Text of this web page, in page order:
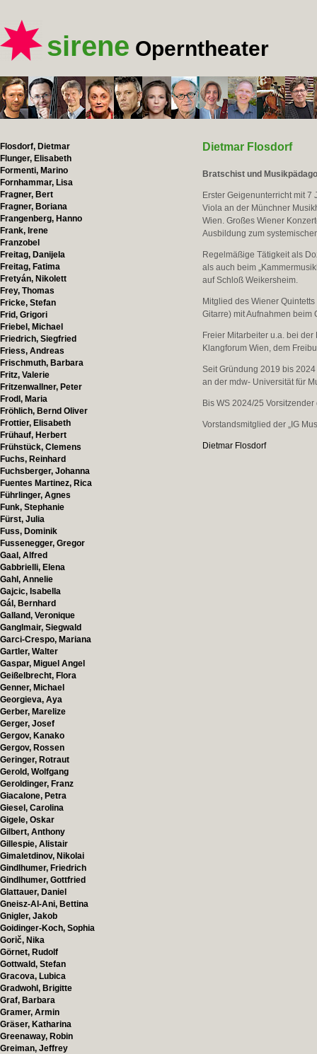
sirene Operntheater
Flosdorf, Dietmar
Flunger, Elisabeth
Formenti, Marino
Fornhammar, Lisa
Fragner, Bert
Fragner, Boriana
Frangenberg, Hanno
Frank, Irene
Franzobel
Freitag, Danijela
Freitag, Fatima
Fretyán, Nikolett
Frey, Thomas
Fricke, Stefan
Frid, Grigori
Friebel, Michael
Friedrich, Siegfried
Friess, Andreas
Frischmuth, Barbara
Fritz, Valerie
Fritzenwallner, Peter
Frodl, Maria
Fröhlich, Bernd Oliver
Frottier, Elisabeth
Frühauf, Herbert
Frühstück, Clemens
Fuchs, Reinhard
Fuchsberger, Johanna
Fuentes Martinez, Rica
Führlinger, Agnes
Funk, Stephanie
Fürst, Julia
Fuss, Dominik
Fussenegger, Gregor
Gaal, Alfred
Gabbrielli, Elena
Gahl, Annelie
Gajcic, Isabella
Gál, Bernhard
Galland, Veronique
Ganglmair, Siegwald
Garci-Crespo, Mariana
Gartler, Walter
Gaspar, Miguel Angel
Geißelbrecht, Flora
Genner, Michael
Georgieva, Aya
Gerber, Marelize
Gerger, Josef
Gergov, Kanako
Gergov, Rossen
Geringer, Rotraut
Gerold, Wolfgang
Geroldinger, Franz
Giacalone, Petra
Giesel, Carolina
Gigele, Oskar
Gilbert, Anthony
Gillespie, Alistair
Gimaletdinov, Nikolai
Gindlhumer, Friedrich
Gindlhumer, Gottfried
Glattauer, Daniel
Gneisz-Al-Ani, Bettina
Gnigler, Jakob
Goidinger-Koch, Sophia
Gorič, Nika
Görnet, Rudolf
Gottwald, Stefan
Gracova, Lubica
Gradwohl, Brigitte
Graf, Barbara
Gramer, Armin
Gräser, Katharina
Greenaway, Robin
Greiman, Jeffrey
Dietmar Flosdorf
Bratschist und
Erster Geigenunterricht mit
Viola an der Münchner
Wien. Großes Wiener
Ausbildung zum
Regelmäßige Tätigkeit als
als auch beim
auf Schloß Weikersheim.
Mitglied des Wiener
Gitarre) mit Aufnahmen beim
Freier Mitarbeiter u.a. bei
Klangforum Wien, dem
Seit Gründung 2019 bis
an der mdw- Universität für
Bis WS 2024/25
Vorstandsmitglied der „IG
Dietmar Flosdorf